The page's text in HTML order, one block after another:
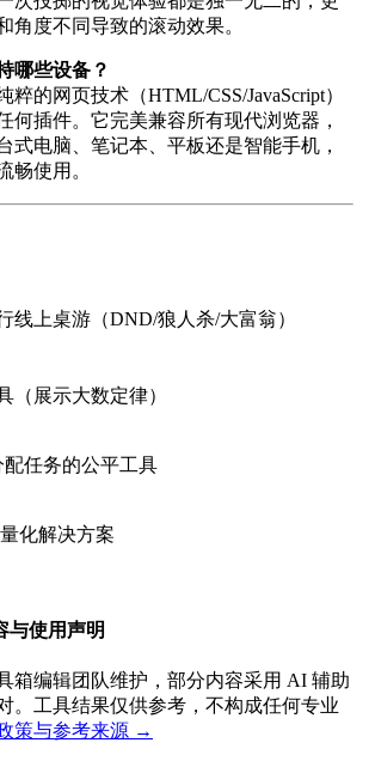
角度不同导致的滚动效果。
哪些设备？
粹的网页技术（HTML/CSS/JavaScript）
何插件。它完美兼容所有现代浏览器，
式电脑、笔记本、平板还是智能手机，
畅使用。
线上桌游（DND/狼人杀/大富翁）
（展示大数定律）
配任务的公平工具
化解决方案
与使用声明
箱编辑团队维护，部分内容采用 AI 辅助
。工具结果仅供参考，不构成任何专业
策与参考来源 →